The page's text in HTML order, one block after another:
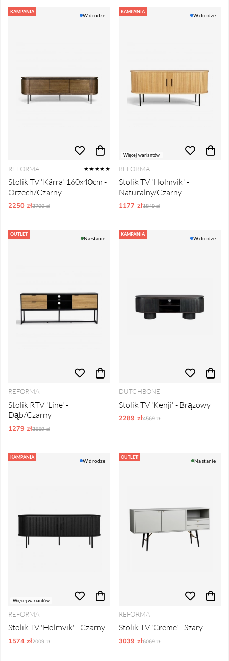
KAMPANIA
W drodze
REFORMA ★★★★★
Stolik TV 'Kärra' 160x40cm -
Orzech/Czarny
2250 złOrdynarne ceny:
2700 zł
KAMPANIA
Więcej wariantów
W drodze
REFORMA
Stolik TV 'Holmvik' -
Naturalny/Czarny
1177 złOrdynarne ceny:
1849 zł
OUTLET
Na stanie
REFORMA
Stolik RTV 'Line' -
Dąb/Czarny
1279 złOrdynarne ceny:
2559 zł
KAMPANIA
W drodze
DUTCHBONE
Stolik TV 'Kenji' - Brązowy
2289 złOrdynarne ceny:
4569 zł
KAMPANIA
Więcej wariantów
W drodze
REFORMA
Stolik TV 'Holmvik' - Czarny
1574 złOrdynarne ceny:
2009 zł
OUTLET
Na stanie
REFORMA
Stolik TV 'Creme' - Szary
3039 złOrdynarne ceny:
6069 zł